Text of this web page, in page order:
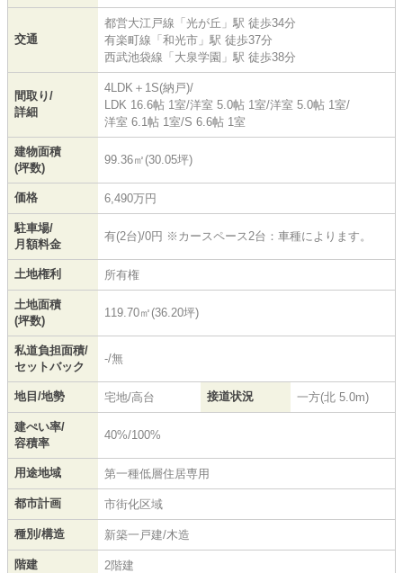
交通
都営大江戸線 「 光が丘 」駅 徒歩34分
有楽町線 「 和光市 」駅 徒歩37分
西武池袋線 「 大泉学園 」駅 徒歩38分
間取り/
詳細
4LDK＋1S(納戸)/
LDK 16.6帖 1室/洋室 5.0帖 1室/洋室 5.0帖 1室/
洋室 6.1帖 1室/S 6.6帖 1室
建物面積
(坪数)
99.36㎡(30.05坪)
価格 6,490万円
駐車場/
月額料金
有(2台)/0円 ※カースペース2台：車種によります。
土地権利 所有権
土地面積
(坪数)
119.70㎡(36.20坪)
私道負担面積/
セットバック
-/無
地目/地勢 宅地/高台 接道状況 一方(北 5.0m)
建ぺい率/
容積率
40%/100%
用途地域 第一種低層住居専用
都市計画 市街化区域
種別/構造 新築一戸建/木造
階建 2階建